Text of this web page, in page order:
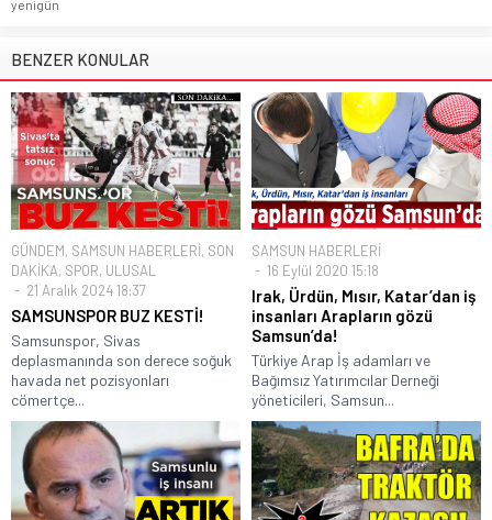
yenigün
BENZER KONULAR
GÜNDEM, SAMSUN HABERLERİ, SON
DAKİKA, SPOR, ULUSAL
21 Aralık 2024 18:37
SAMSUNSPOR BUZ KESTİ!
Samsunspor, Sivas
deplasmanında son derece soğuk
havada net pozisyonları
cömertçe...
SAMSUN HABERLERİ
16 Eylül 2020 15:18
Irak, Ürdün, Mısır, Katar’dan iş
insanları Arapların gözü
Samsun’da!
Türkiye Arap İş adamları ve
Bağımsız Yatırımcılar Derneği
yöneticileri, Samsun...